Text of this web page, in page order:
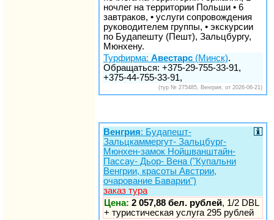
ночлег на территории Польши • 6
завтраков, • услуги сопровождения
руководителем группы, • экскурсии
по Будапешту (Пешт), Зальцбургу,
Мюнхену.
Турфирма: Авестарс (Минск).
Обращаться: +375-29-755-33-91,
+375-44-755-33-91,
(тур № 275485, Венгрия, от 2026-06-21)
Венгрия: Будапешт-
Зальцкаммергут- Зальцбург-
Мюнхен-замок Нойшванштайн-
Пассау- Дьор- Вена ("Купальни
Венгрии, красоты Австрии,
очарование Баварии")
заказ тура
Цена: 2 057,88 бел. рублей, 1/2 DBL
+ туристическая услуга 295 рублей